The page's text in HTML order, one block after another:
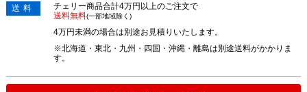
送料
チェリー商品合計4万円以上のご注文で
送料無料(一部地域除く)
4万円未満の場合は別途お見積りいたします。
※北海道・東北・九州・四国・沖縄・離島は別途送料がかかりま
す。